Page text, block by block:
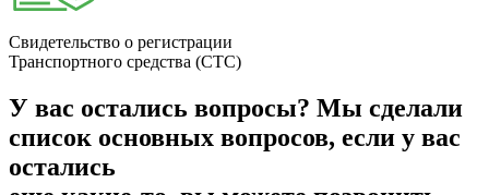
Свидетельство о регистрации
Транспортного средства (СТС)
У вас остались вопросы? Мы сделали
список основных вопросов, если у вас
остались